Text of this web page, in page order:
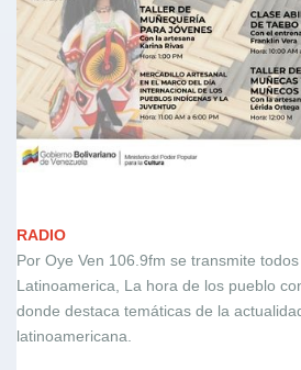
RADIO
Por Oye Ven 106.9fm se transmite
Latinoamerica, La hora de los pueblo
donde destaca temáticas de la
latinoamericana.